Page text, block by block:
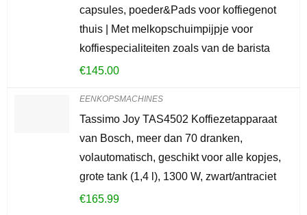
capsules, poeder&Pads voor koffiegenot
thuis | Met melkopschuimpijpje voor
koffiespecialiteiten zoals van de barista
€145.00
EENKOPSMACHINES
Tassimo Joy TAS4502 Koffiezetapparaat
van Bosch, meer dan 70 dranken,
volautomatisch, geschikt voor alle kopjes,
grote tank (1,4 l), 1300 W, zwart/antraciet
€165.99